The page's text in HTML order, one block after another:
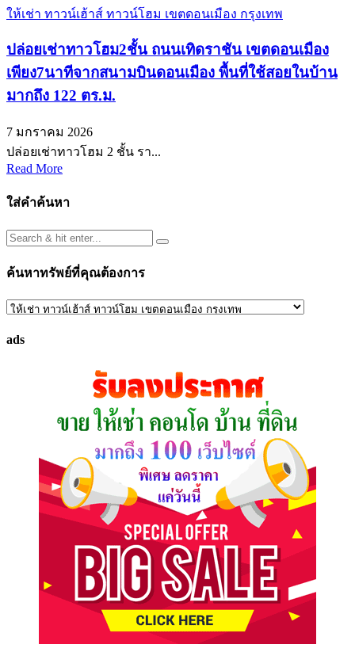
ให้เช่า ทาวน์เฮ้าส์ ทาวน์โฮม เขตดอนเมือง กรุงเทพ
ปล่อยเช่าทาวโฮม2ชั้น ถนนเทิดราชัน เขตดอนเมือง
เพียง7นาทีจากสนามบินดอนเมือง พื้นที่ใช้สอยในบ้าน
มากถึง 122 ตร.ม.
7 มกราคม 2026
ปล่อยเช่าทาวโฮม 2 ชั้น รา...
Read More
ใส่คำค้นหา
ค้นหาทรัพย์ที่คุณต้องการ
ค้นหา
ที่
ads